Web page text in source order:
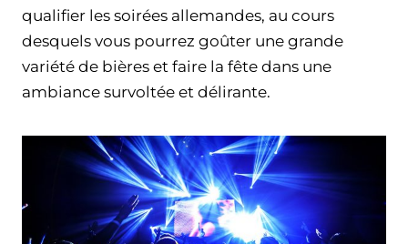
qualifier les soirées allemandes, au cours
desquels vous pourrez goûter une grande
variété de bières et faire la fête dans une
ambiance survoltée et délirante.